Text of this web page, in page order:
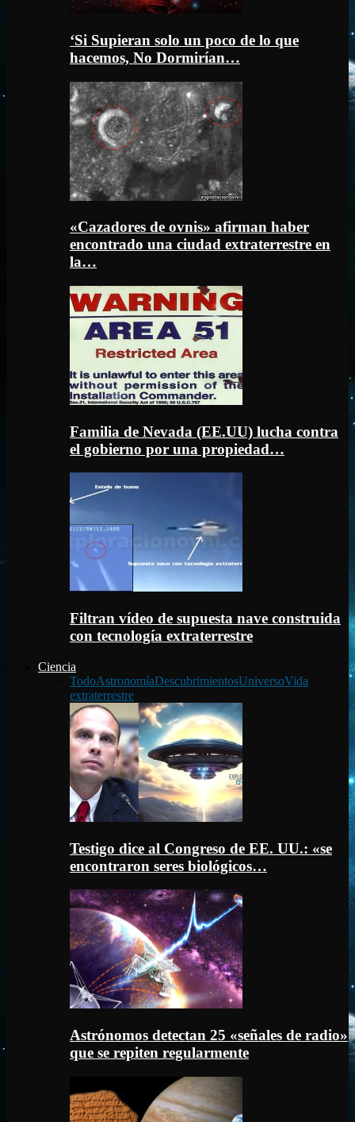
‘Si Supieran solo un poco de lo que
hacemos, No Dormirían…
«Cazadores de ovnis» afirman haber
encontrado una ciudad extraterrestre en
la…
Familia de Nevada (EE.UU) lucha contra
el gobierno por una propiedad…
Filtran vídeo de supuesta nave construida
con tecnología extraterrestre
Ciencia
TodoAstronomíaDescubrimientosUniversoVida
extraterrestre
Testigo dice al Congreso de EE. UU.: «se
encontraron seres biológicos…
Astrónomos detectan 25 «señales de radio»
que se repiten regularmente